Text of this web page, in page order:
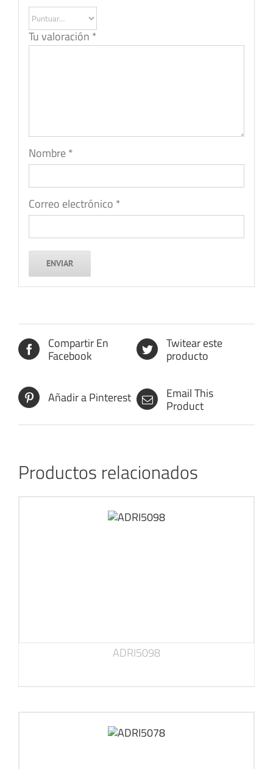
Tu valoración *
Nombre*
Correo electrónico *
Compartir En
Facebook
Twitear este
producto
Añadir a Pinterest Email This
Product
Productos relacionados
ADRI5098